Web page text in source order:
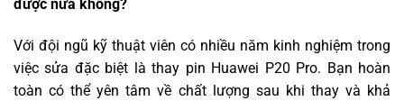
được nữa không?
Với đội ngũ kỹ thuật viên có nhiều năm kinh nghiệm trong
việc sửa đặc biệt là thay pin Huawei P20 Pro. Bạn hoàn
toàn có thể yên tâm về chất lượng sau khi thay và khả